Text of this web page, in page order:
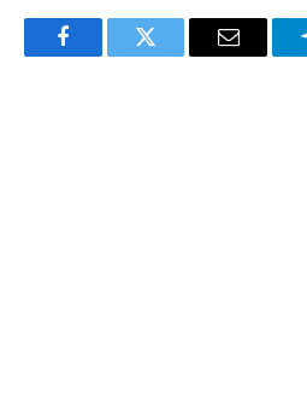
FacebookTwitter Email